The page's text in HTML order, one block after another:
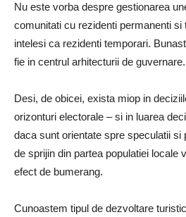
Nu este vorba despre gestionarea
comunitati cu rezidenti permanenti
intelesi ca rezidenti temporari.
fie in centrul arhitecturii de guvernare.
Desi, de obicei, exista miop in
orizonturi electorale – si in luarea
daca sunt orientate spre speculatii si
de sprijin din partea populatiei locale
efect de bumerang.
Cunoastem tipul de dezvoltare